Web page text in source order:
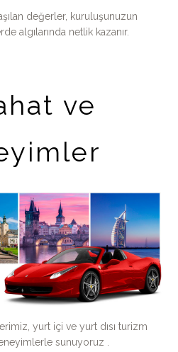
değerler, kuruluşunuzun
algılarında netlik kazanır.
ve
yurt içi ve yurt dısı turizm
sunuyoruz .